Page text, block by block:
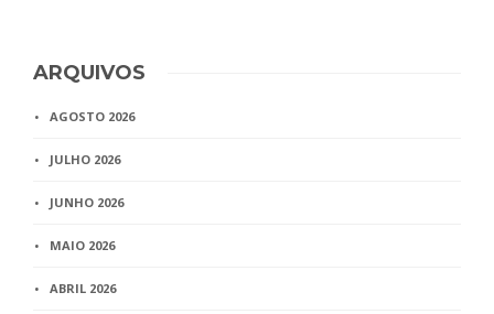
ARQUIVOS
AGOSTO 2026
JULHO 2026
JUNHO 2026
MAIO 2026
ABRIL 2026